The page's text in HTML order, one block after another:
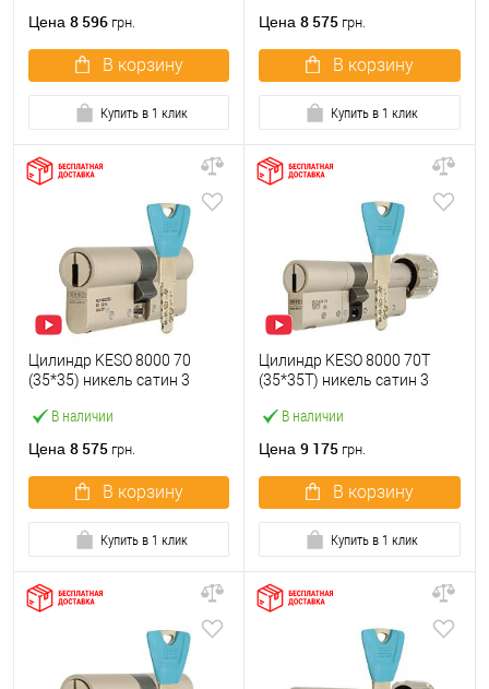
Цена 8 596 грн.
В корзину
Купить в 1 клик
Цена 8 575 грн.
В корзину
Купить в 1 клик
В наличии
Цилиндр KESO 8000 70
(35*35) никель сатин 3
Цена 8 575 грн.
В корзину
Купить в 1 клик
В наличии
Цилиндр KESO 8000 70T
(35*35T) никель сатин 3
Цена 9 175 грн.
В корзину
Купить в 1 клик